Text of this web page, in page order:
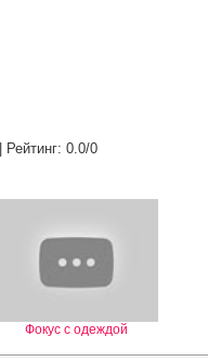
Рейтинг:0.0/0
Фокус с одеждой